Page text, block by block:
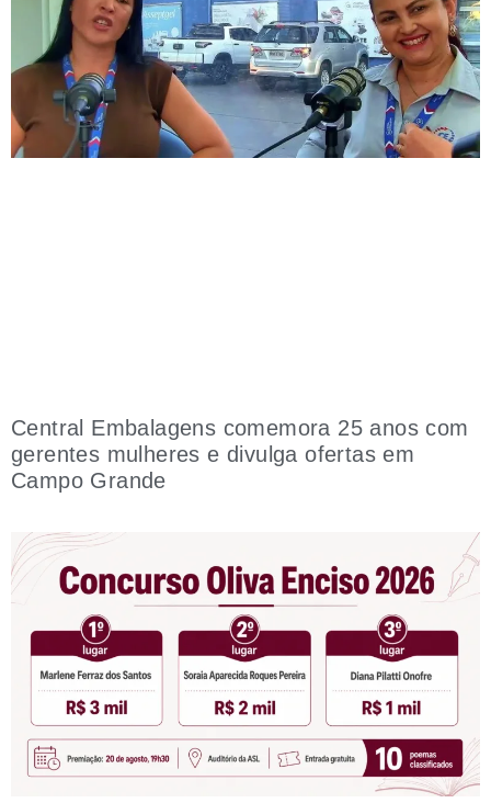
Central Embalagens comemora 25 anos com
gerentes mulheres e divulga ofertas em
Campo Grande